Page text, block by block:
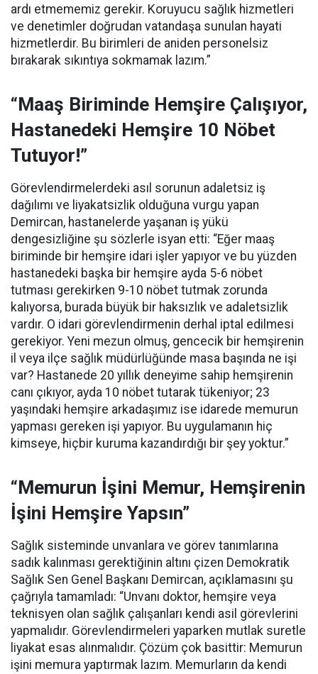
ardı etmememiz gerekir. Koruyucu sağlık hizmetleri
ve denetimler doğrudan vatandaşa sunulan hayati
hizmetlerdir. Bu birimleri de aniden personelsiz
bırakarak sıkıntıya sokmamak lazım.”
“Maaş Biriminde Hemşire Çalışıyor,
Hastanedeki Hemşire 10 Nöbet
Tutuyor!”
Görevlendirmelerdeki asıl sorunun adaletsiz iş
dağılımı ve liyakatsizlik olduğuna vurgu yapan
Demircan, hastanelerde yaşanan iş yükü
dengesizliğine şu sözlerle isyan etti: “Eğer maaş
biriminde bir hemşire idari işler yapıyor ve bu yüzden
hastanedeki başka bir hemşire ayda 5-6 nöbet
tutması gerekirken 9-10 nöbet tutmak zorunda
kalıyorsa, burada büyük bir haksızlık ve adaletsizlik
vardır. O idari görevlendirmenin derhal iptal edilmesi
gerekiyor. Yeni mezun olmuş, gencecik bir hemşirenin
il veya ilçe sağlık müdürlüğünde masa başında ne işi
var? Hastanede 20 yıllık deneyime sahip hemşirenin
canı çıkıyor, ayda 10 nöbet tutarak tükeniyor; 23
yaşındaki hemşire arkadaşımız ise idarede memurun
yapması gereken işi yapıyor. Bu uygulamanın hiç
kimseye, hiçbir kuruma kazandırdığı bir şey yoktur.”
“Memurun İşini Memur, Hemşirenin
İşini Hemşire Yapsın”
Sağlık sisteminde unvanlara ve görev tanımlarına
sadık kalınması gerektiğinin altını çizen Demokratik
Sağlık Sen Genel Başkanı Demircan, açıklamasını şu
çağrıyla tamamladı: “Unvanı doktor, hemşire veya
teknisyen olan sağlık çalışanları kendi asil görevlerini
yapmalıdır. Görevlendirmeleri yaparken mutlak suretle
liyakat esas alınmalıdır. Çözüm çok basittir: Memurun
işini memura yaptırmak lazım. Memurların da kendi